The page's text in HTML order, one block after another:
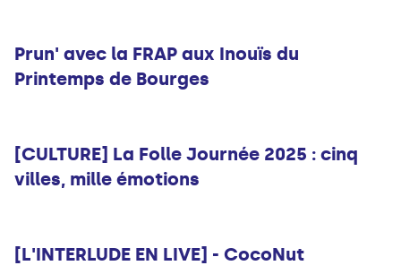
Prun' avec la FRAP aux Inouïs du
Printemps de Bourges
[CULTURE] La Folle Journée 2025 : cinq
villes, mille émotions
[L'INTERLUDE EN LIVE] - CocoNut